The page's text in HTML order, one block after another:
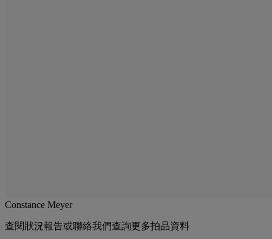
Constance Meyer
查閱狀況報告或聯絡我們查詢更多拍品資料